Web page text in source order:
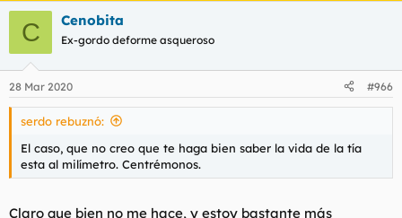
e
s
C Cenobita
Ex-gordo deforme asqueroso
28 Mar 2020 #966
serdo rebuznó:
El caso, que no creo que te haga bien saber la vida de la tía
esta al milímetro. Centrémonos.
Claro que bien no me hace, y estoy bastante más